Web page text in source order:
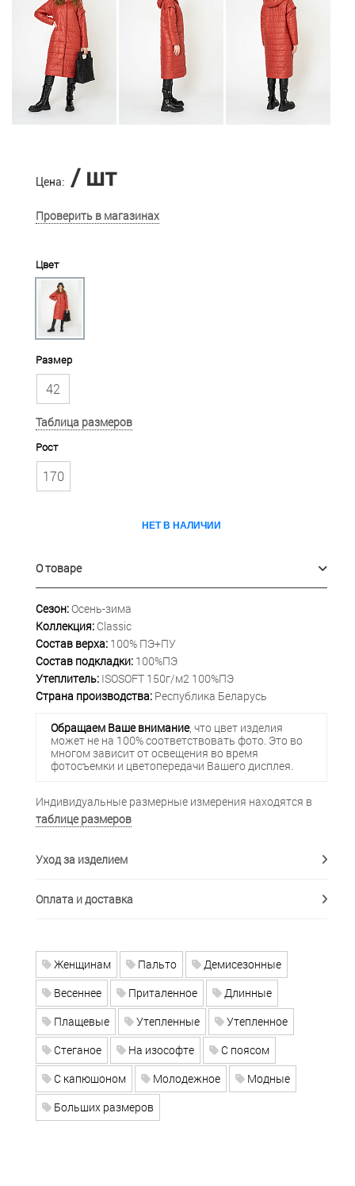
Цена: / шт
Проверить в магазинах
Цвет
Размер
42
Таблица размеров
Рост
170
НЕТ В НАЛИЧИИ
О товаре
Сезон:Осень-зима
Коллекция: Classic
Состав верха: 100% ПЭ+ПУ
Состав подкладки: 100%ПЭ
Утеплитель: ISOSOFT 150г/м2 100%ПЭ
Страна производства: Республика Беларусь
Обращаем Ваше внимание, что цвет изделия
может не на 100% соответствовать фото. Это во
многом зависит от освещения во время
фотосъемки и цветопередачи Вашего дисплея.
Индивидуальные размерные измерения находятся в
таблице размеров
Уход за изделием
Оплата и доставка
Женщинам Пальто
Демисезонные
Весеннее
Приталенное
Длинные
Плащевые
Утепленные
Утепленное
Стеганое
На изософте
С поясом
С капюшоном
Молодежное
Модные
Больших размеров